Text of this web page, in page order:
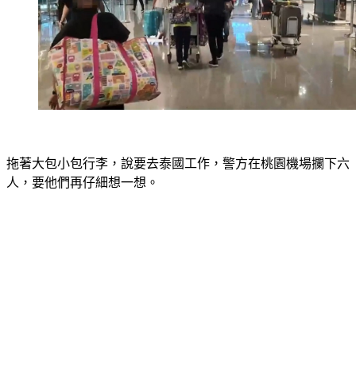
拖著大包小包行李，說要去泰國工作，警方在桃園機場攔下六
人，要他們再仔細想一想。